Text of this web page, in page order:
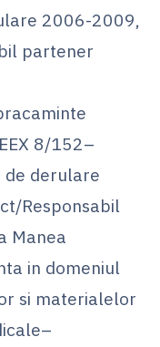
2006-2009,
partener
8/152–
de derulare
Responsabil
Manea
in domeniul
si materialelor